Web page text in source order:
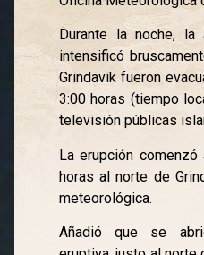
Durante la noche,
intensificó
Grindavik fueron
3:00 horas (tiempo
televisión públicas
La erupción
horas al norte de
meteorológica.
Añadió que se